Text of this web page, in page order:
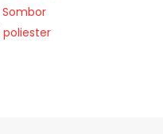
Sombor
poliester